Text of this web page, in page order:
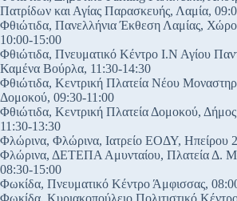
Πατρίδων και Αγίας Παρασκευής, Λαμία,
Φθιώτιδα, Πανελλήνια Έκθεση Λαμίας,
10:00-15:00
Φθιώτιδα, Πνευματικό Κέντρο Ι.Ν Αγίου
Καμένα Βούρλα, 11:30-14:30
Φθιώτιδα, Κεντρική Πλατεία Νέου
Δομοκού, 09:30-11:00
Φθιώτιδα, Κεντρική Πλατεία Δομοκού,
11:30-13:30
Φλώρινα, Φλώρινα, Ιατρείο ΕΟΔΥ, Ηπείρου
Φλώρινα, ΔΕΤΕΠΑ Αμυνταίου, Πλατεία Δ.
08:30-15:00
Φωκίδα, Πνευματικό Κέντρο Άμφισσας,
Φωκίδα, Κυριακοπούλειο Πολιτιστικό